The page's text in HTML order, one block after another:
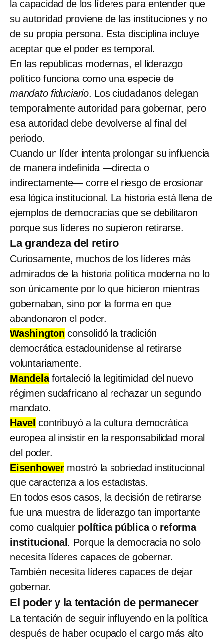
la capacidad de los líderes para entender que
su autoridad proviene de las instituciones y no
de su propia persona. Esta disciplina incluye
aceptar que el poder es temporal.
En las repúblicas modernas, el liderazgo
político funciona como una especie de
mandato fiduciario. Los ciudadanos delegan
temporalmente autoridad para gobernar, pero
esa autoridad debe devolverse al final del
periodo.
Cuando un líder intenta prolongar su influencia
de manera indefinida —directa o
indirectamente— corre el riesgo de erosionar
esa lógica institucional. La historia está llena de
ejemplos de democracias que se debilitaron
porque sus líderes no supieron retirarse.
La grandeza del retiro
Curiosamente, muchos de los líderes más
admirados de la historia política moderna no lo
son únicamente por lo que hicieron mientras
gobernaban, sino por la forma en que
abandonaron el poder.
Washington consolidó la tradición
democrática estadounidense al retirarse
voluntariamente.
Mandelafortaleció la legitimidad del nuevo
régimen sudafricano al rechazar un segundo
mandato.
Havel contribuyó a la cultura democrática
europea al insistir en la responsabilidad moral
del poder.
Eisenhower mostró la sobriedad institucional
que caracteriza a los estadistas.
En todos esos casos, la decisión de retirarse
fue una muestra de liderazgo tan importante
como cualquier política públicao reforma
institucional . Porque la democracia no solo
necesita líderes capaces de gobernar.
También necesita líderes capaces de dejar
gobernar.
El poder y la tentación de permanecer
La tentación de seguir influyendo en la política
después de haber ocupado el cargo más alto